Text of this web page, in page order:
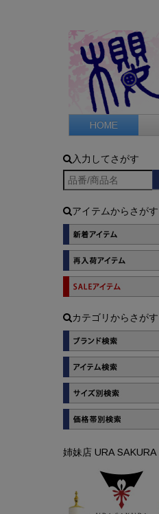
HOME
入力してさがす
アイテムからさがす
カテゴリからさがす
姉妹店 URA SAKURA